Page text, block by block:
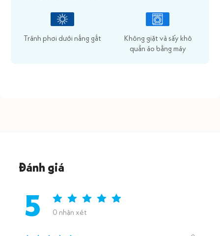
Tránh phơi dưới nắng gắt
Không giặt và sấy khô
quần áo bằng máy
Đánh giá
5 0 nhận xét